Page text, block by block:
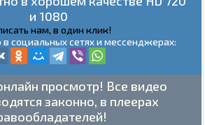
и 1080
нам, в один клик!
социальных сетях и мессенджерах:
просмотр! Все видео
законно, в плеерах